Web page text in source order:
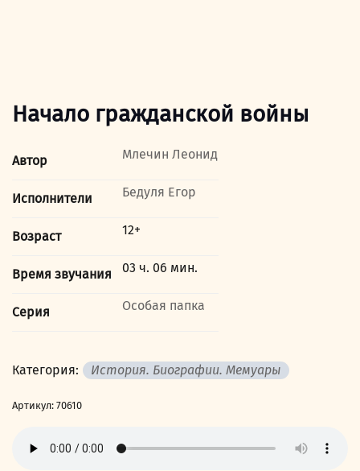
Начало гражданской войны
Автор Млечин Леонид
Исполнители Бедуля Егор
Возраст 12+
Время звучания 03 ч. 06 мин.
Серия Особая папка
Категория: История. Биографии. Мемуары
Артикул: 70610